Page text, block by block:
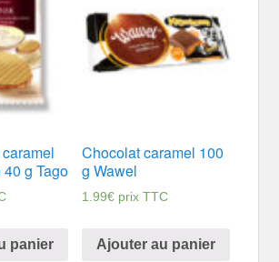
g Tago
panier
Chocolat caramel 100
g Wawel
1.99€ prix TTC
Ajouter au panier